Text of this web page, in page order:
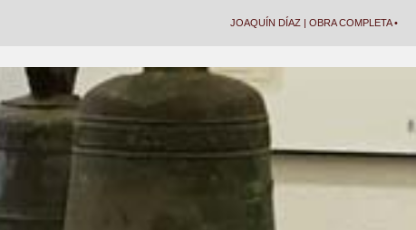
JOAQUÍN DÍAZ | OBRA COMPLETA •